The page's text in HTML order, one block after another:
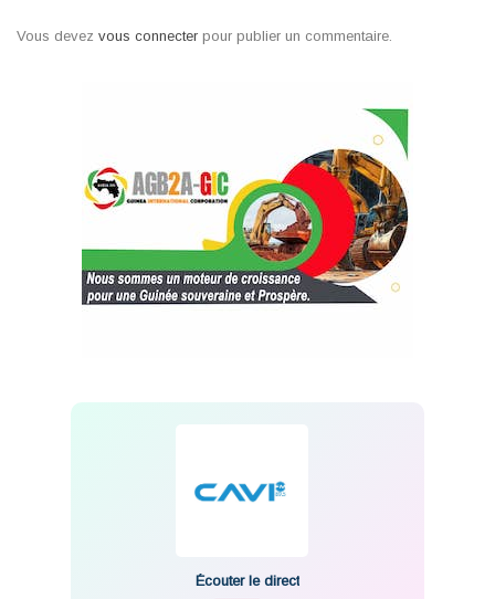
Vous devez vous connecter pour publier un commentaire.
Écouter le direct